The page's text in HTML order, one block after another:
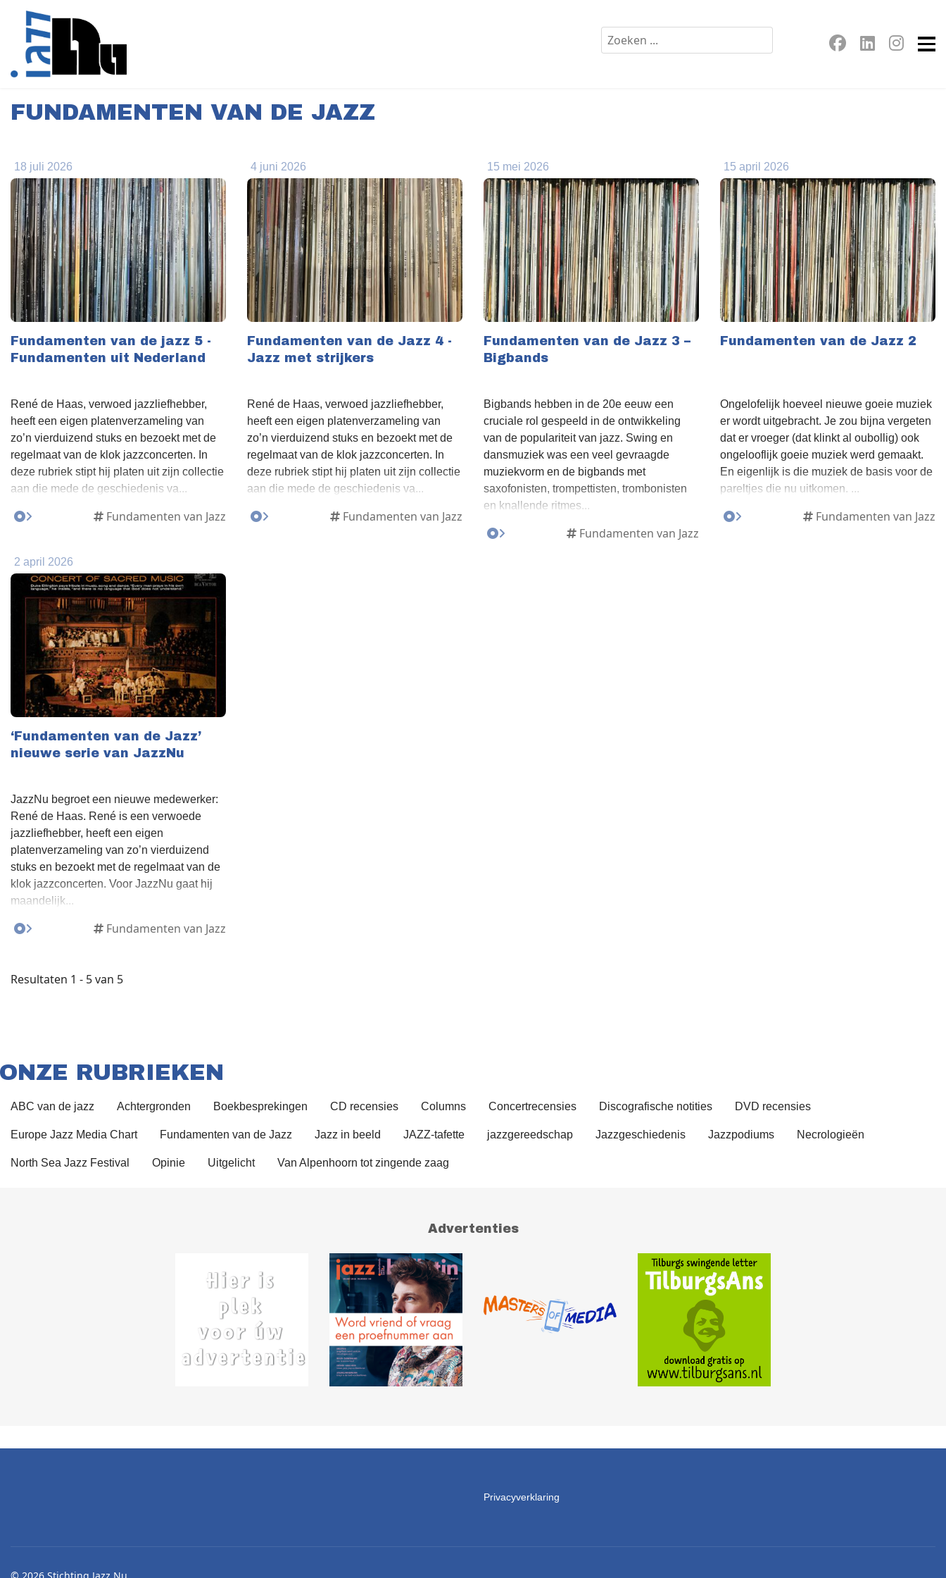
FUNDAMENTEN VAN DE JAZZ
18 juli 2026
Fundamenten van de jazz 5 -
Fundamenten uit Nederland
René de Haas, verwoed jazzliefhebber,
heeft een eigen platenverzameling van
zo’n vierduizend stuks en bezoekt met de
regelmaat van de klok jazzconcerten. In
deze rubriek stipt hij platen uit zijn collectie
aan die mede de geschiedenis va...
Fundamenten van Jazz
4 juni 2026
Fundamenten van de Jazz 4 -
Jazz met strijkers
René de Haas, verwoed jazzliefhebber,
heeft een eigen platenverzameling van
zo’n vierduizend stuks en bezoekt met de
regelmaat van de klok jazzconcerten. In
deze rubriek stipt hij platen uit zijn collectie
aan die mede de geschiedenis va...
Fundamenten van Jazz
15 mei 2026
Fundamenten van de Jazz 3 –
Bigbands
Bigbands hebben in de 20e eeuw een
cruciale rol gespeeld in de ontwikkeling
van de populariteit van jazz. Swing en
dansmuziek was een veel gevraagde
muziekvorm en de bigbands met
saxofonisten, trompettisten, trombonisten
en knallende ritmes...
Fundamenten van Jazz
15 april 2026
Fundamenten van de Jazz 2
Ongelofelijk hoeveel nieuwe goeie muziek
er wordt uitgebracht. Je zou bijna vergeten
dat er vroeger (dat klinkt al oubollig) ook
ongelooflijk goeie muziek werd gemaakt.
En eigenlijk is die muziek de basis voor de
pareltjes die nu uitkomen. ...
Fundamenten van Jazz
2 april 2026
‘Fundamenten van de Jazz’
nieuwe serie van JazzNu
JazzNu begroet een nieuwe medewerker:
René de Haas. René is een verwoede
jazzliefhebber, heeft een eigen
platenverzameling van zo’n vierduizend
stuks en bezoekt met de regelmaat van de
klok jazzconcerten. Voor JazzNu gaat hij
maandelijk...
Fundamenten van Jazz
Resultaten 1 - 5 van 5
ONZE RUBRIEKEN
ABC van de jazz Achtergronden Boekbesprekingen CD recensies Columns Concertrecensies Discografische notities DVD recensies
Europe Jazz Media Chart Fundamenten van de Jazz Jazz in beeld JAZZ-tafette jazzgereedschap Jazzgeschiedenis Jazzpodiums Necrologieën
North Sea Jazz Festival Opinie Uitgelicht Van Alpenhoorn tot zingende zaag
Advertenties
Privacyverklaring